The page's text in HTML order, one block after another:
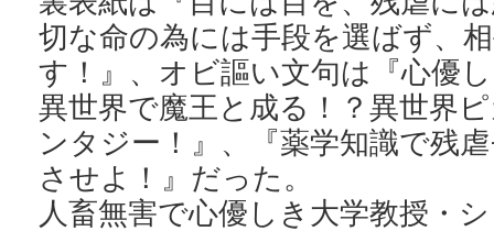
切な命の為には手段を選ばず、
す！』、オビ謳い文句は『心優
異世界で魔王と成る！？異世界
ンタジー！』、『薬学知識で残
させよ！』だった。
人畜無害で心優しき大学教授・